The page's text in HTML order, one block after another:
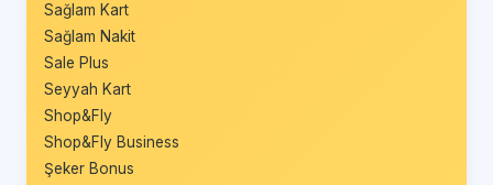
Sağlam Kart
Sağlam Nakit
Sale Plus
Seyyah Kart
Shop&Fly
Shop&Fly Business
Şeker Bonus